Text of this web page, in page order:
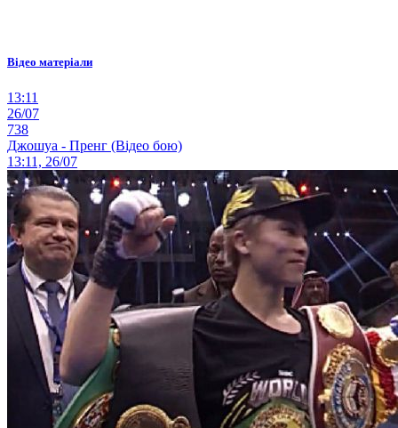
Відео матеріали
13:11
26/07
738
Джошуа - Пренг (Відео бою)
13:11, 26/07